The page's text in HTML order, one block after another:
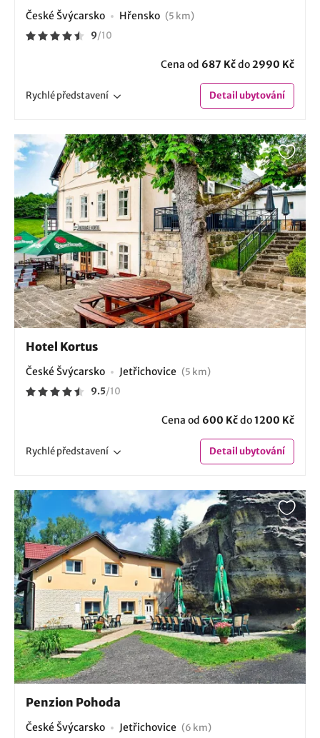
České Švýcarsko Hřensko (5 km)
9/10
Cena od 687 Kčdo2990 Kč
Rychlépředstavení Detailubytování
Hotel Kortus
České Švýcarsko Jetřichovice (5 km)
9.5/10
Cena od 600 Kčdo1200 Kč
Rychlépředstavení Detailubytování
Penzion Pohoda
České Švýcarsko Jetřichovice (6 km)